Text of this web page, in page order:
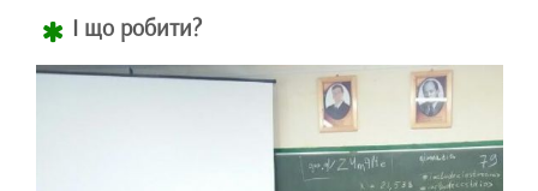
І що робити?